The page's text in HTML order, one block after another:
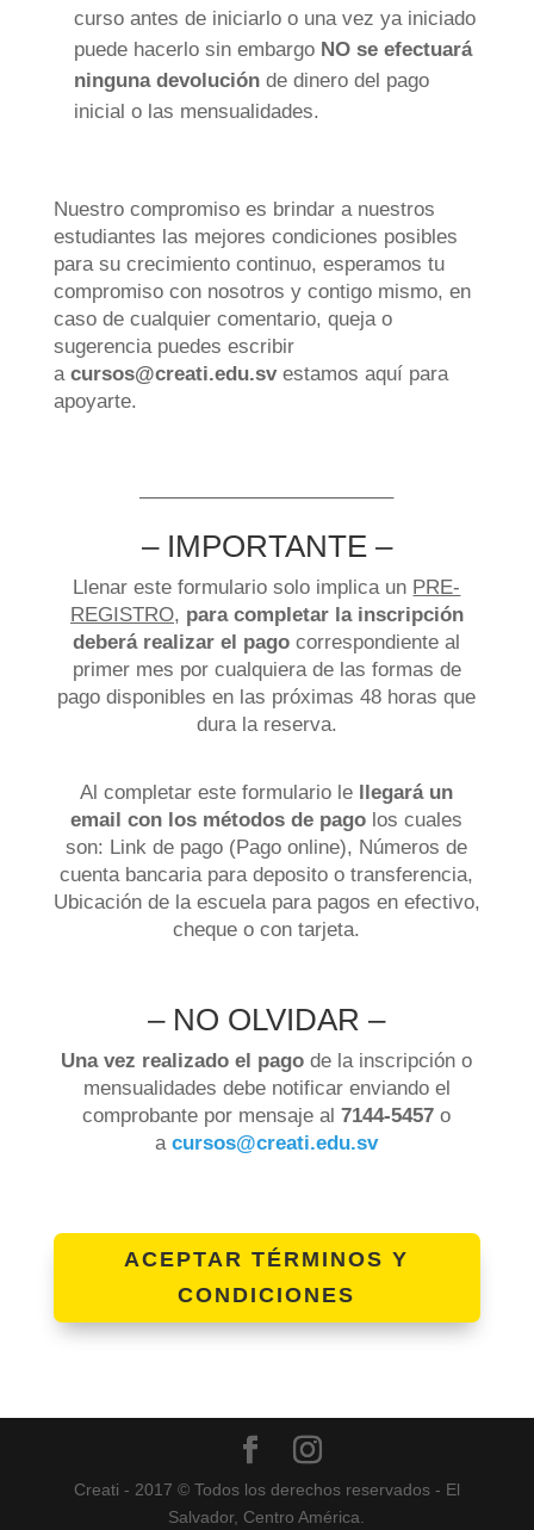
curso antes de iniciarlo o una vez ya iniciado
puede hacerlo sin embargo NOse efectuará
ninguna devolución de dinero del pago
inicial o las mensualidades.
Nuestro compromiso es brindar a nuestros
estudiantes las mejores condiciones posibles
para su crecimiento continuo, esperamos tu
compromiso con nosotros y contigo mismo, en
caso de cualquier comentario, queja o
sugerencia puedes escribir
a cursos@creati.edu.sv estamos aquí para
apoyarte.
————————————–
– IMPORTANTE –
Llenar este formulario solo implica un PRE-
REGISTRO, para completar la inscripción
deberá realizar el pago correspondiente al
primer mes por cualquiera de las formas de
pago disponibles en las próximas 48 horas que
dura la reserva.
Al completar este formulario le llegará un
email con los métodos de pago los cuales
son: Link de pago (Pago online), Números de
cuenta bancaria para deposito o transferencia,
Ubicación de la escuela para pagos en efectivo,
cheque o con tarjeta.
– NO OLVIDAR –
Una vez realizado el pago de la inscripción o
mensualidades debe notificar enviando el
comprobante por mensaje al7144-5457 o
acursos@creati.edu.sv
ACEPTAR TÉRMINOS Y
CONDICIONES
Creati - 2017 © Todos los derechos reservados - El
Salvador, Centro América.